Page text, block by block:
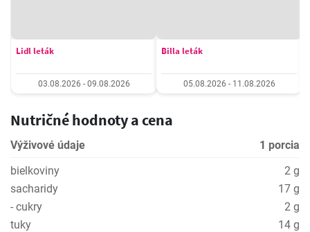
Lidl leták
03.08.2026 - 09.08.2026
Billa leták
05.08.2026 - 11.08.2026
Nutričné hodnoty a cena
Výživové údaje
1 porcia
bielkoviny
2 g
sacharidy
17 g
- cukry
2 g
tuky
14 g